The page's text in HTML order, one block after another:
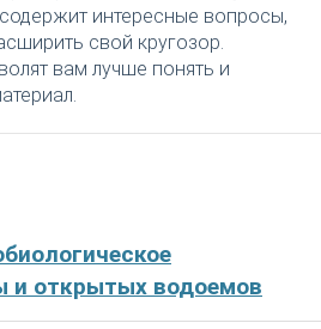
интересные вопросы,
свой кругозор.
вам лучше понять и
и открытых водоемов